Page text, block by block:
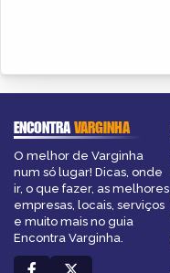
ENCONTRAVARGINHA
O melhor de Varginha
num só lugar! Dicas, onde
ir, o que fazer, as melhores
empresas, locais, serviços
e muito mais no guia
Encontra Varginha.